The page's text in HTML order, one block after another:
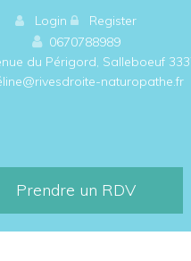
Login
Register
0670788989
du Périgord, Salleboeuf
naturopathe.fr
Prendre un RDV